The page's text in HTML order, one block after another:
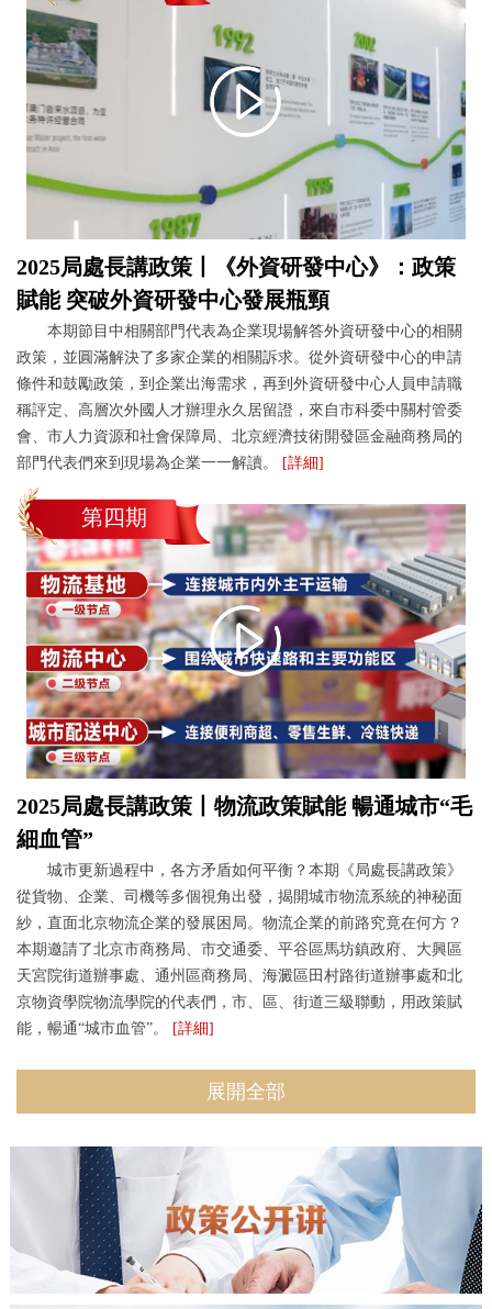
2025局處長講政策丨《外資研發中心》：政策
賦能 突破外資研發中心發展瓶頸
本期節目中相關部門代表為企業現場解答外資研發中心的相關
政策，並圓滿解決了多家企業的相關訴求。從外資研發中心的申請
條件和鼓勵政策，到企業出海需求，再到外資研發中心人員申請職
稱評定、高層次外國人才辦理永久居留證，來自市科委中關村管委
會、市人力資源和社會保障局、北京經濟技術開發區金融商務局的
部門代表們來到現場為企業一一解讀。 [詳細]
第四期
2025局處長講政策丨物流政策賦能 暢通城市“毛
細血管”
城市更新過程中，各方矛盾如何平衡？本期《局處長講政策》
從貨物、企業、司機等多個視角出發，揭開城市物流系統的神秘面
紗，直面北京物流企業的發展困局。物流企業的前路究竟在何方？
本期邀請了北京市商務局、市交通委、平谷區馬坊鎮政府、大興區
天宮院街道辦事處、通州區商務局、海澱區田村路街道辦事處和北
京物資學院物流學院的代表們，市、區、街道三級聯動，用政策賦
能，暢通“城市血管”。
[詳細]
展開全部